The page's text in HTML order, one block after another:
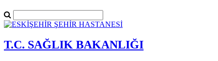
T.C. SAĞLIK BAKANLIĞI